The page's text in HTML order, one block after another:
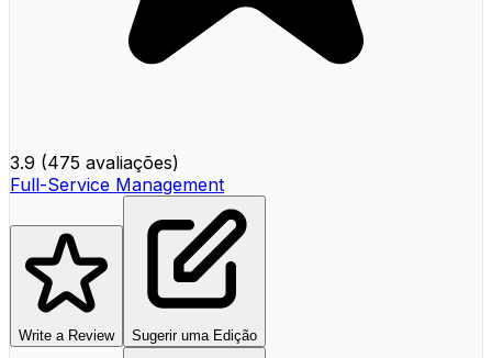
3.9 (475 avaliações)
Full-Service Management
Write a Review Sugerir uma Edição